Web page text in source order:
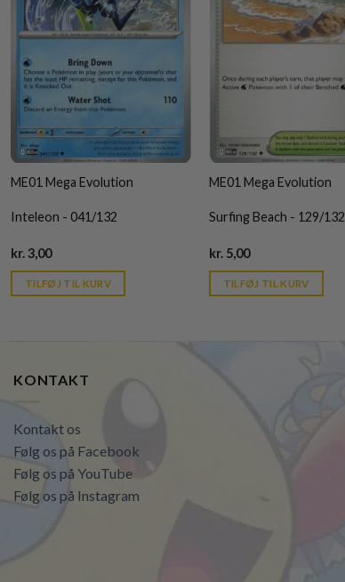
ME01 Mega Evolution
Inteleon - 041/132
kr.3,00Current
is:
kr. 39,95.
TILFØJ TIL KURV
ME01 Mega Evolution
Surfing Beach - 129/132
kr.5,00Current
is:
kr. 39,95.
TILFØJ TIL KURV
KONTAKT
Kontakt os
Følg os på Facebook
Følg os på YouTube
Følg os på Instagram